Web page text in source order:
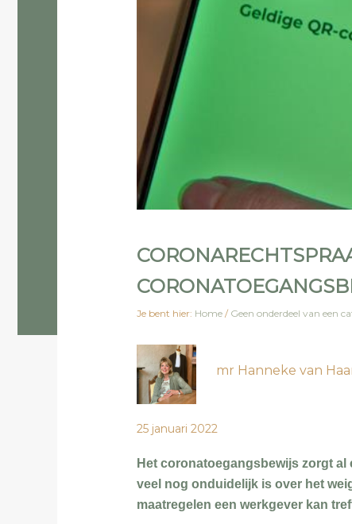
Je bent hier: Home / Geen onderdeel van een
mr Hanneke van
25 januari 2022
Het coronatoegangsbewijs zorgt
veel nog onduidelijk is over het
maatregelen een werkgever kan